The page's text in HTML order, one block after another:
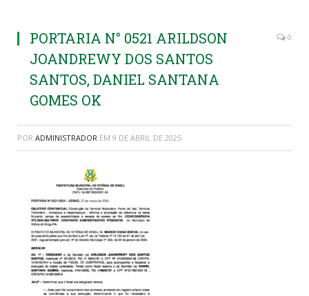
PORTARIA N° 0521 ARILDSON
JOANDREWY DOS SANTOS
SANTOS, DANIEL SANTANA
GOMES OK
0
POR ADMINISTRADOR EM 9 DE ABRIL DE 2025